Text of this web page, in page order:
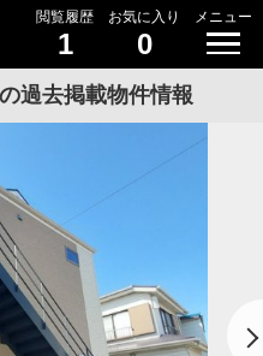
閲覧履歴
1
お気に入り
0
メニュー
過去掲載物件情報